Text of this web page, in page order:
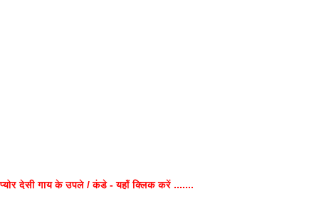
प्योर देसी गाय के उपले / कंडे - यहाँ क्लिक करें .......